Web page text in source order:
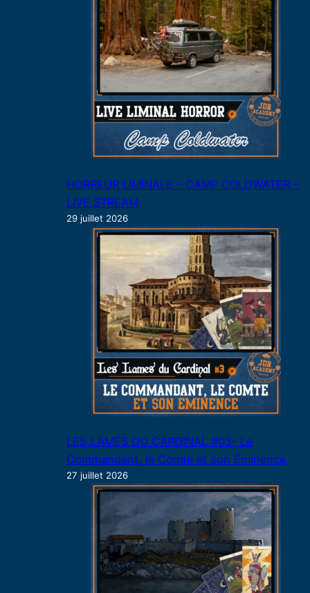
HORREUR LIMINALE – CAMP COLDWATER –
LIVE STREAM
29 juillet 2026
LES LAMES DU CARDINAL #03- Le
Commandant, le Comte et son Éminence
27 juillet 2026